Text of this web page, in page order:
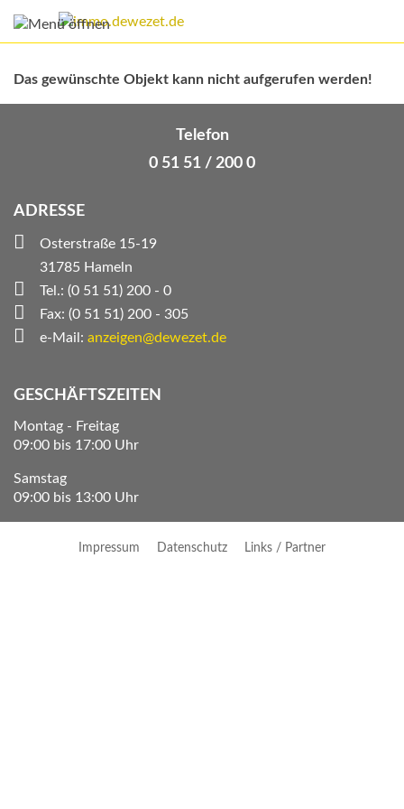
Das gewünschte Objekt kann nicht aufgerufen werden!
Telefon
0 51 51 / 200 0
ADRESSE
Osterstraße 15-19
31785 Hameln
Tel.: (0 51 51) 200 - 0
Fax: (0 51 51) 200 - 305
e-Mail: anzeigen@dewezet.de
GESCHÄFTSZEITEN
Montag - Freitag
09:00 bis 17:00 Uhr
Samstag
09:00 bis 13:00 Uhr
Impressum Datenschutz Links / Partner